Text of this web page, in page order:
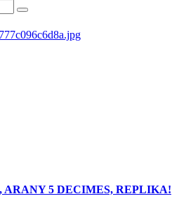
ARANY 5 DECIMES, REPLIKA!